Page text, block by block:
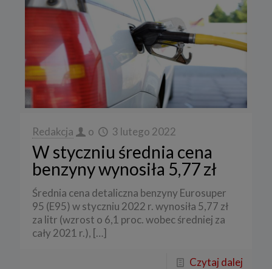
Redakcja o 3 lutego 2022
W styczniu średnia cena
benzyny wynosiła 5,77 zł
Średnia cena detaliczna benzyny Eurosuper
95 (E95) w styczniu 2022 r. wynosiła 5,77 zł
za litr (wzrost o 6,1 proc. wobec średniej za
cały 2021 r.), […]
Czytaj dalej